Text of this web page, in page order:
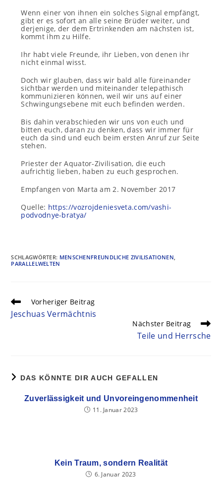
Wenn einer von ihnen ein solches Signal empfängt,
gibt er es sofort an alle seine Brüder weiter, und
derjenige, der dem Ertrinkenden am nächsten ist,
kommt ihm zu Hilfe.
Ihr habt viele Freunde, ihr Lieben, von denen ihr
nicht einmal wisst.
Doch wir glauben, dass wir bald alle füreinander
sichtbar werden und miteinander telepathisch
kommunizieren können, weil wir uns auf einer
Schwingungsebene mit euch befinden werden.
Bis dahin verabschieden wir uns von euch und
bitten euch, daran zu denken, dass wir immer für
euch da sind und euch beim ersten Anruf zur Seite
stehen.
Priester der Aquator-Zivilisation, die euch
aufrichtig lieben, haben zu euch gesprochen.
Empfangen von Marta am 2. November 2017
Quelle: https://vozrojdeniesveta.com/vashi-
podvodnye-bratya/
SCHLAGWÖRTER: MENSCHENFREUNDLICHE ZIVILISATIONEN,
PARALLELWELTEN
Vorheriger Beitrag
Jeschuas Vermächtnis
Nächster Beitrag
Teile und Herrsche
DAS KÖNNTE DIR AUCH GEFALLEN
Zuverlässigkeit und Unvoreingenommenheit
11. Januar 2023
Kein Traum, sondern Realität
6. Januar 2023